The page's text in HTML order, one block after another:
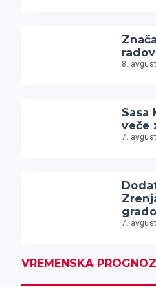
8.
Sasa
veče
7.
7.
VREMENSKA